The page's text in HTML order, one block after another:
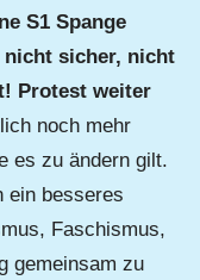
S1 Spange
nicht sicher, nicht
Protest weiter
noch mehr
es zu ändern gilt.
ein besseres
Faschismus,
gemeinsam zu